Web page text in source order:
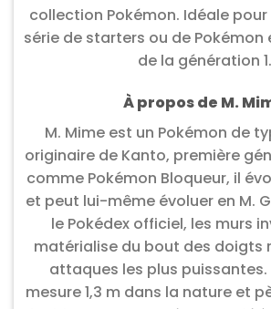
collection Pokémon. Idéale
série de starters ou de
de la génération 1.
À propos de M.
M. Mime est un Pokémon de
originaire de Kanto, première
comme Pokémon Bloqueur, il
et peut lui-même évoluer en M.
le Pokédex officiel, les murs
matérialise du bout des doigts
attaques les plus puissantes.
mesure 1,3 m dans la nature et